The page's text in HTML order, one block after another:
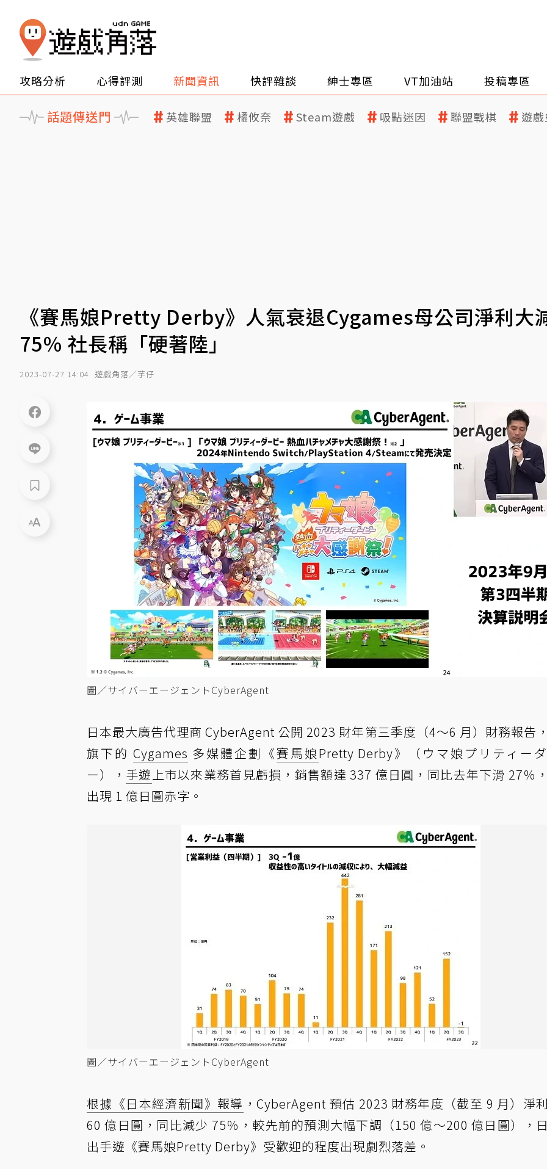
攻略分析 心得評測 新聞資訊 快評雜談 紳士專區 VT加油站 投稿專區
話題傳送門 英雄聯盟 橘攸奈 Steam遊戲 吸點迷因 聯盟戰棋 遊
《賽馬娘Pretty Derby》人氣衰退Cygames母公司淨利大
75％ 社長稱「硬著陸」
2023-07-27 14:04 遊戲角落／芋仔
圖／サイバーエージェントCyberAgent
日本最大廣告代理商 CyberAgent 公開 2023 財年第三季度（4～6 月）財務報告
旗下的 Cygames 多媒體企劃《賽馬娘Pretty Derby》（ウマ娘プリティー
ー）， 手遊上市以來業務首見虧損，銷售額達 337 億日圓，同比去年下滑 27％
出現 1 億日圓赤字。
圖／サイバーエージェントCyberAgent
根據《日本經濟新聞》報導 ，Cyber​​Agent 預估 2023 財務年度（截至 9 月）淨
60 億日圓，同比減少 75％，較先前的預測大幅下調（150 億～200 億日圓），
出手遊《賽馬娘Pretty Derby》受歡迎的程度出現劇烈落差。